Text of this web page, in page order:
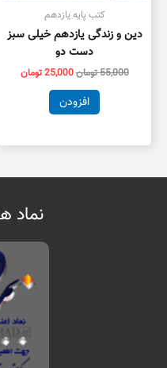
کتب پایه یازدهم
دین و زندگی یازدهم خیلی سبز
دست دو
55,000تومان25,000تومان
افزودن
نماد